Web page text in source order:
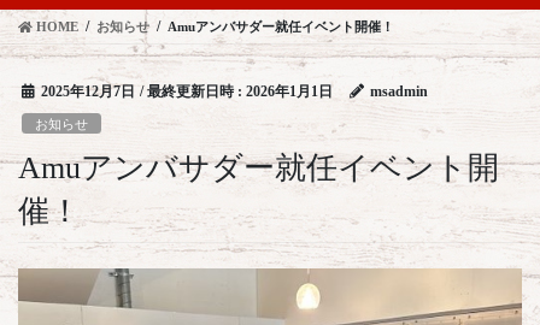
ス
ッ
ン
移
HOME お知らせ Amuアンバサダー就任イベント開催！
2025年12月7日 / 最終更新日時 : 2026年1月1日 msadmin
お知らせ
Amuアンバサダー就任イベント開
催！